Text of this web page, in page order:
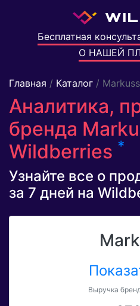
Бесплатная
О НАШЕЙ
Главная / Каталог / Markuss
Аналитика,
бренда
Wildberries *
Узнайте все о
за 7 дней на
Выручка